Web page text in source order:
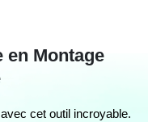
en Montage
cet outil incroyable.